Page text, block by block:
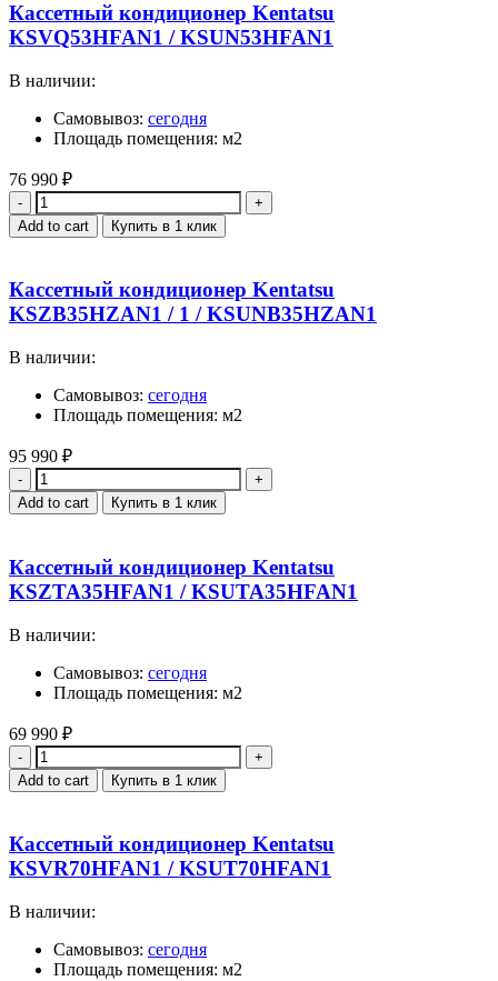
Кассетный кондиционер Kentatsu
KSVQ53HFAN1 / KSUN53HFAN1
В наличии:
Самовывоз: сегодня
Площадь помещения: м2
76 990 ₽
Quantity
Add to cart Купить в 1 клик
Кассетный кондиционер Kentatsu
KSZB35HZAN1 / 1 / KSUNB35HZAN1
В наличии:
Самовывоз: сегодня
Площадь помещения: м2
95 990 ₽
Quantity
Add to cart Купить в 1 клик
Кассетный кондиционер Kentatsu
KSZTA35HFAN1 / KSUTA35HFAN1
В наличии:
Самовывоз: сегодня
Площадь помещения: м2
69 990 ₽
Quantity
Add to cart Купить в 1 клик
Кассетный кондиционер Kentatsu
KSVR70HFAN1 / KSUT70HFAN1
В наличии:
Самовывоз: сегодня
Площадь помещения: м2